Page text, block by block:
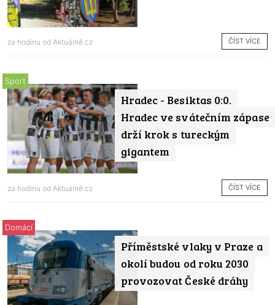
za hodinu od Aktuálně.cz ČÍST VÍCE
Hradec - Besiktas 0:0.
Hradec ve svátečním zápase
drží krok s tureckým
gigantem
Sport
za hodinu od Aktuálně.cz ČÍST VÍCE
Příměstské vlaky v Praze a
okolí budou od roku 2030
provozovat České dráhy
Domácí